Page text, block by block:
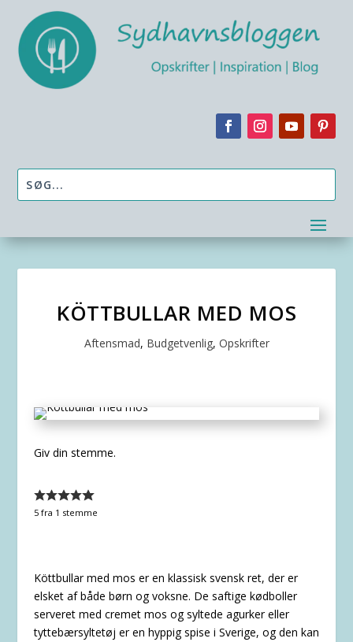
KÖTTBULLAR MED MOS
Aftensmad, Budgetvenlig, Opskrifter
Giv din stemme.
5fra 1 stemme
Köttbullar med mos er en klassisk svensk ret, der er
elsket af både børn og voksne. De saftige kødboller
serveret med cremet mos og syltede agurker eller
tyttebærsyltetøj er en hyppig spise i Sverige, og den kan